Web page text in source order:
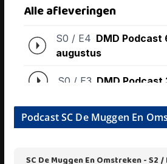
Podcast SC De Muggen En